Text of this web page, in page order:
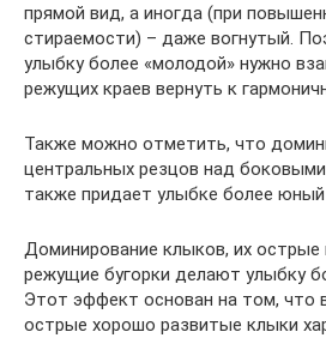
прямой вид, а иногда (при
стираемости) – даже вогнутый.
улыбку более «молодой» нужно
режущих краев вернуть к
Также можно отметить, что
центральных резцов над
также придает улыбке более юный
Доминирование клыков, их
режущие бугорки делают улыбку
Этот эффект основан на том, что
острые хорошо развитые клыки